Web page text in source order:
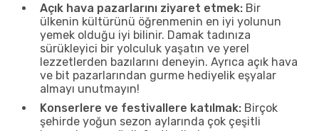
Açık hava pazarlarını ziyaret etmek: Bir
ülkenin kültürünü öğrenmenin en iyi yolunun
yemek olduğu iyi bilinir. Damak tadınıza
sürükleyici bir yolculuk yaşatın ve yerel
lezzetlerden bazılarını deneyin. Ayrıca açık hava
ve bit pazarlarından gurme hediyelik eşyalar
almayı unutmayın!
Konserlere ve festivallere katılmak: Birçok
şehirde yoğun sezon aylarında çok çeşitli